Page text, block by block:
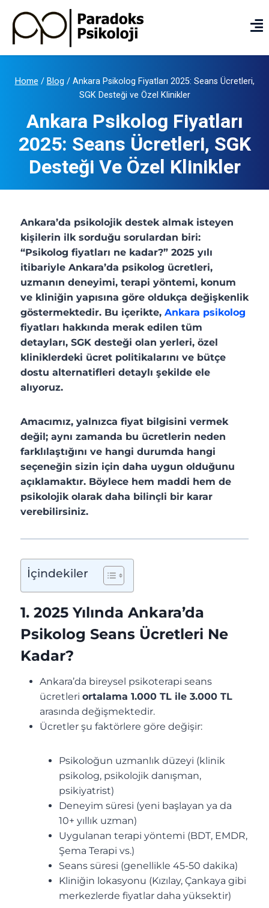
Home / Blog / Ankara Psikolog Fiyatları 2025: Seans Ücretleri,
SGK Desteği ve Özel Klinikler
Ankara Psikolog Fiyatları
2025: Seans Ücretleri, SGK
Desteği Ve Özel Klinikler
Ankara’da psikolojik destek almak isteyen
kişilerin ilk sorduğu sorulardan biri:
“Psikolog fiyatları ne kadar?” 2025 yılı
itibariyle Ankara’da psikolog ücretleri,
uzmanın deneyimi, terapi yöntemi, konum
ve kliniğin yapısına göre oldukça değişkenlik
göstermektedir. Bu içerikte, Ankara psikolog
fiyatları hakkında merak edilen tüm
detayları, SGK desteği olan yerleri, özel
kliniklerdeki ücret politikalarını ve bütçe
dostu alternatifleri detaylı şekilde ele
alıyoruz.
Amacımız, yalnızca fiyat bilgisini vermek
değil; aynı zamanda bu ücretlerin neden
farklılaştığını ve hangi durumda hangi
seçeneğin sizin için daha uygun olduğunu
açıklamaktır. Böylece hem maddi hem de
psikolojik olarak daha bilinçli bir karar
verebilirsiniz.
İçindekiler
1. 2025 Yılında Ankara’da
Psikolog Seans Ücretleri Ne
Kadar?
Ankara’da bireysel psikoterapi seans
ücretleri ortalama 1.000 TL ile 3.000 TL
arasında değişmektedir.
Ücretler şu faktörlere göre değişir:
Psikoloğun uzmanlık düzeyi (klinik
psikolog, psikolojik danışman,
psikiyatrist)
Deneyim süresi (yeni başlayan ya da
10+ yıllık uzman)
Uygulanan terapi yöntemi (BDT, EMDR,
Şema Terapi vs.)
Seans süresi (genellikle 45-50 dakika)
Kliniğin lokasyonu (Kızılay, Çankaya gibi
merkezlerde fiyatlar daha yüksektir)